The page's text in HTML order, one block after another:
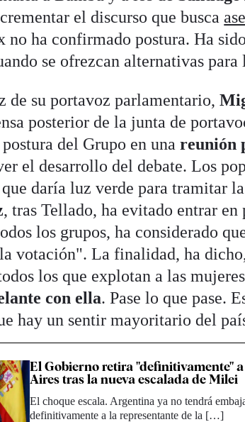
el discurso que busca
no ha confirmado postura. Ha
se ofrezcan alternativas
de su portavoz parlamentario,
posterior de la junta de
del Grupo en unareunión
el desarrollo del debate. Los
daría luz verde para tramitar
, tras Tellado, ha evitado entrar en
los grupos, ha considerado
votación". La finalidad, ha
los que explotan a las
con ella. Pase lo que pase.
hay un sentir mayoritario del
El Gobierno retira "definitivamente"
Aires tras la nueva escalada de Milei
El choque escala. Argentina ya no tendrá
definitivamente a la representante de la […]